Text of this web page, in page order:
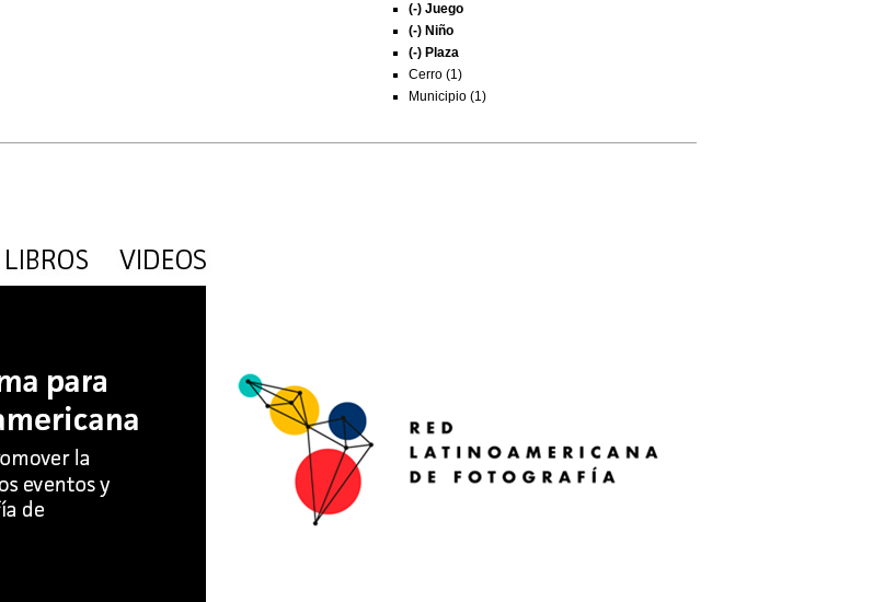
(-) Juego
(-) Niño
(-) Plaza
Cerro (1)
Municipio (1)